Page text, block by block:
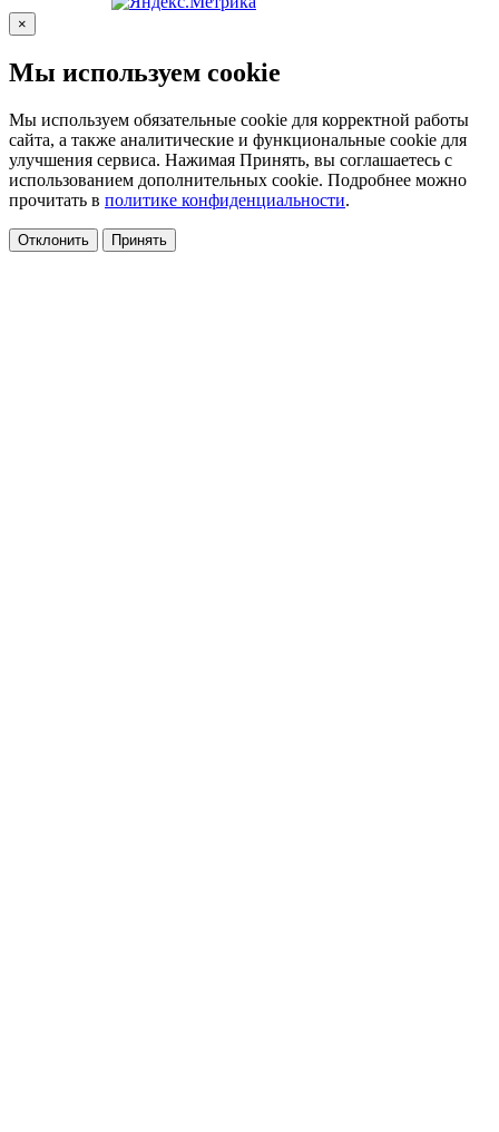
×
Мы используем cookie
Мы используем обязательные cookie для корректной работы
сайта, а также аналитические и функциональные cookie для
улучшения сервиса. Нажимая Принять, вы соглашаетесь с
использованием дополнительных cookie. Подробнее можно
прочитать в политике конфиденциальности.
Отклонить Принять